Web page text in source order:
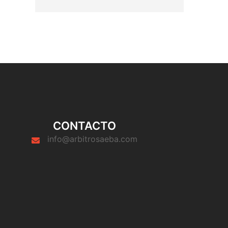
CONTACTO
info@arbitrosaeba.com